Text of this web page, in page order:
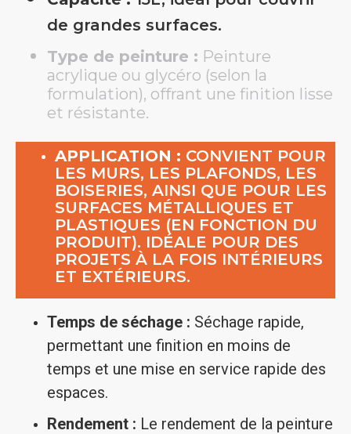
de grandes surfaces.
Type de peinture : Peinture
acrylique ou glycéro (selon la
formulation), offrant une finition lisse
et résistante.
APPLICATION : CONVIENT POUR
LES MURS, LES PLAFONDS, LES
BOISERIES, AINSI QUE POUR LES
SURFACES MÉTALLIQUES ET
PLASTIQUES (EN FONCTION DU
PRODUIT). IDÉALE POUR DES
PROJETS À LA FOIS INTÉRIEURS
ET EXTÉRIEURS.
Temps de séchage : Séchage rapide,
permettant une finition en moins de
temps et une mise en service rapide des
espaces.
Rendement : Le rendement de la peinture